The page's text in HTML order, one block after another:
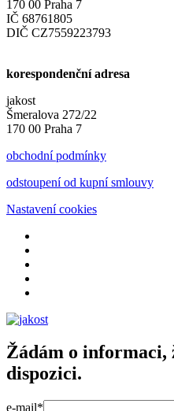
170 00 Praha 7
IČ 68761805
DIČ CZ7559223793
korespondenční adresa
jakost
Šmeralova 272/22
170 00 Praha 7
obchodní podmínky
odstoupení od kupní smlouvy
Nastavení cookies
Žádám o informaci,
dispozici.
e-mail*